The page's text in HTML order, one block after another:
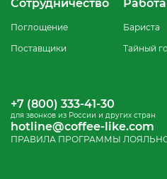
Сотрудничество
Поглощение
Поставщики
Работа
Бариста
Тайный
+7 (800) 333-41-30
для звонков из России и других стран
hotline@coffee-like.com
ПРАВИЛА ПРОГРАММЫ